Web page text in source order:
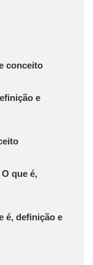
conceito
e
que é,
é, definição e